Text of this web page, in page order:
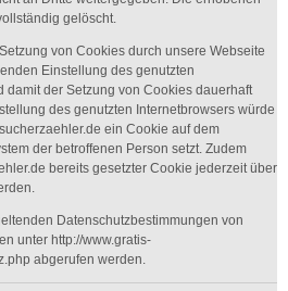
gelöscht.
von Cookies durch unsere Webseite
Einstellung des genutzten
damit der Setzung von Cookies dauerhaft
des genutzten Internetbrowsers würde
ein Cookie auf dem
der betroffenen Person setzt. Zudem
bereits gesetzter Cookie jederzeit über
Datenschutzbestimmungen von
unter http://www.gratis-
abgerufen werden.